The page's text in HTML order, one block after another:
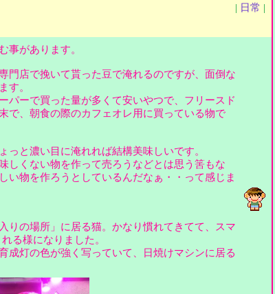
| 日常 |
事があります。
門店で挽いて貰った豆で淹れるのですが、面倒な
す。
ーで買った量が多くて安いやつで、フリースド
で、朝食の際のカフェオレ用に買っている物で
と濃い目に淹れれば結構美味しいです。
しくない物を作って売ろうなどとは思う筈もな
い物を作ろうとしているんだなぁ・・って感じま
りの場所」に居る猫。かなり慣れてきてて、スマ
る様になりました。
灯の色が強く写っていて、日焼けマシンに居る